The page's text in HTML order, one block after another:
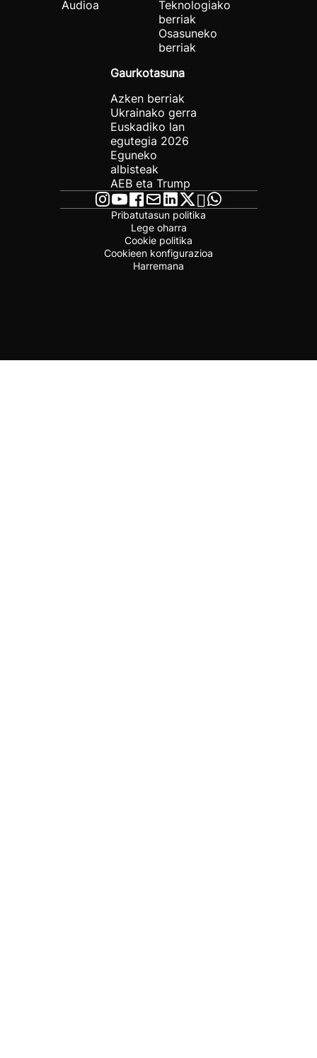
Audioa
Teknologiako
berriak
Osasuneko
berriak
Gaurkotasuna
Azken berriak
Ukrainako gerra
Euskadiko lan
egutegia 2026
Eguneko
albisteak
AEB eta Trump
Pribatutasun politika
Lege oharra
Cookie politika
Cookieen konfigurazioa
Harremana